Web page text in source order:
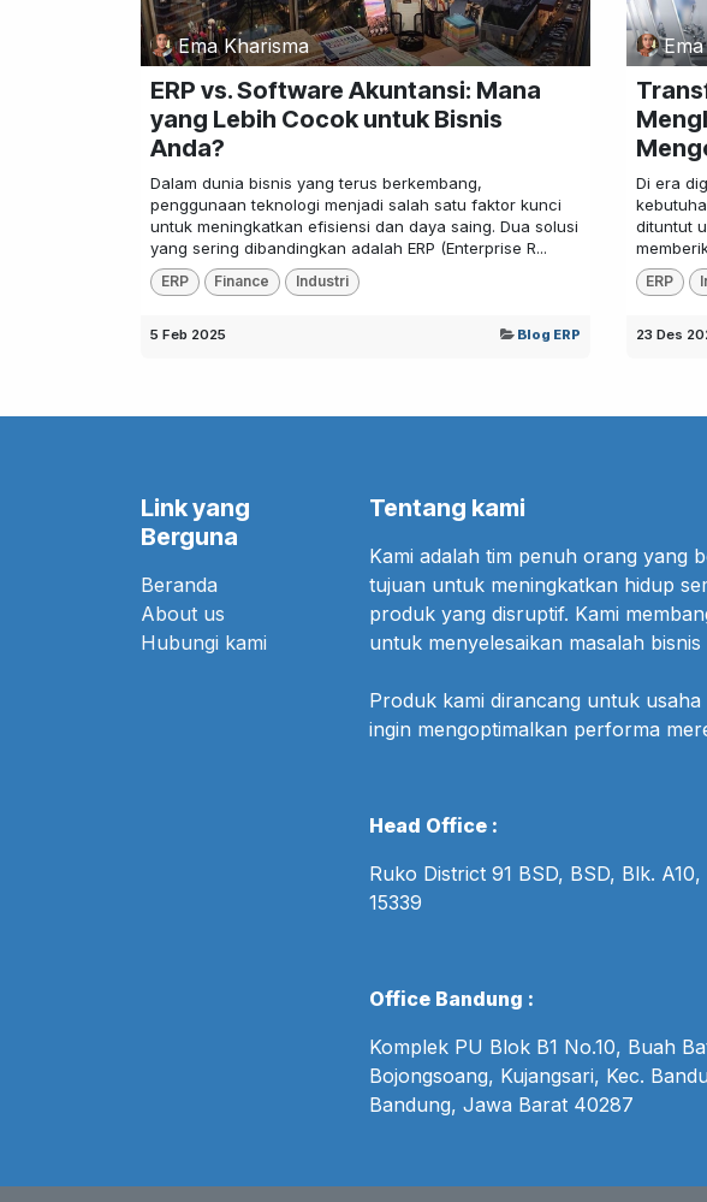
Ema Kharisma
ERP vs. Software Akuntansi: Mana
yang Lebih Cocok untuk Bisnis
Anda?
Dalam dunia bisnis yang terus berkembang,
penggunaan teknologi menjadi salah satu faktor kunci
untuk meningkatkan efisiensi dan daya saing. Dua solusi
yang sering dibandingkan adalah ERP (Enterprise R...
ERP Finance Industri
5 Feb 2025 Blog ERP
Di era
dituntut
ERP
23 Des
Link yang
Berguna
Beranda
About us
Hubungi kami
Tentang kami
Kami adalah tim penuh orang yang
tujuan untuk meningkatkan hidup
produk yang disruptif. Kami
untuk menyelesaikan masalah bisnis
Produk kami dirancang untuk
ingin mengoptimalkan performa
Head Office :
Ruko District 91 BSD, BSD, Blk.
15339
Office Bandung :
Komplek PU Blok B1 No.10, Buah
Bojongsoang, Kujangsari, Kec.
Bandung, Jawa Barat 40287